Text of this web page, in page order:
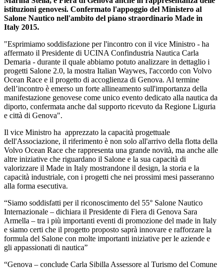
istituzioni genovesi. Confermato l'appoggio del Ministero al
Salone Nautico nell'ambito del piano straordinario Made in
Italy 2015.
"Esprimiamo soddisfazione per l'incontro con il vice Ministro - ha
affermato il Presidente di UCINA Confindustria Nautica Carla
Demaria - durante il quale abbiamo potuto analizzare in dettaglio i
progetti Salone 2.0, la mostra Italian Waywes, l'accordo con Volvo
Ocean Race e il progetto di accoglienza di Genova. Al termine
dell’incontro è emerso un forte allineamento sull'importanza della
manifestazione genovese come unico evento dedicato alla nautica da
diporto, confermata anche dal supporto ricevuto da Regione Liguria
e città di Genova".
Il vice Ministro ha apprezzato la capacità progettuale
dell'Associazione, il riferimento è non solo all'arrivo della flotta della
Volvo Ocean Race che rappresenta una grande novità, ma anche alle
altre iniziative che riguardano il Salone e la sua capacità di
valorizzare il Made in Italy mostrandone il design, la storia e la
capacità industriale, con i progetti che nei prossimi mesi passeranno
alla forma esecutiva.
“Siamo soddisfatti per il riconoscimento del 55° Salone Nautico
Internazionale – dichiara il Presidente di Fiera di Genova Sara
Armella – tra i più importanti eventi di promozione del made in Italy
e siamo certi che il progetto proposto saprà innovare e rafforzare la
formula del Salone con molte importanti iniziative per le aziende e
gli appassionati di nautica”
“Genova – conclude Carla Sibilla Assessore al Turismo del Comune